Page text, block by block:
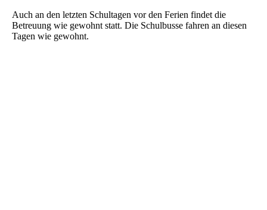
Auch an den letzten Schultagen vor den Ferien findet die
Betreuung wie gewohnt statt. Die Schulbusse fahren an diesen
Tagen wie gewohnt.